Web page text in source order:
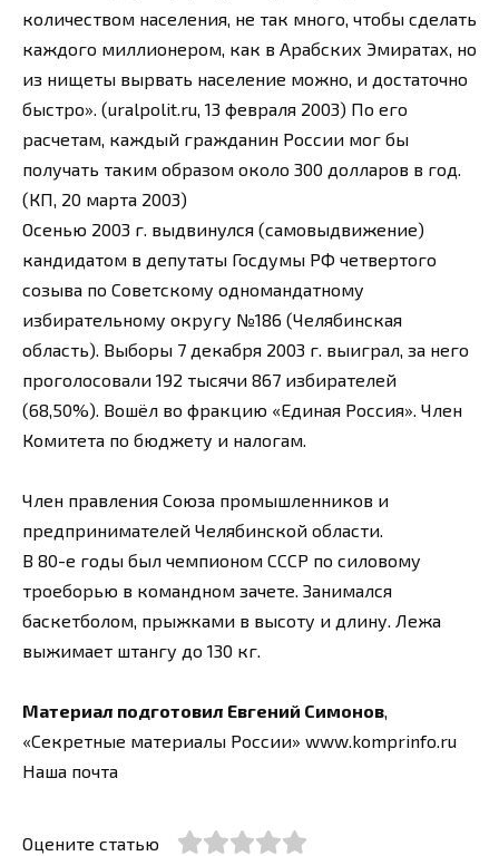
количеством населения, не так много, чтобы сделать
каждого миллионером, как в Арабских Эмиратах, но
из нищеты вырвать население можно, и достаточно
быстро». (uralpolit.ru, 13 февраля 2003) По его
расчетам, каждый гражданин России мог бы
получать таким образом около 300 долларов в год.
(КП, 20 марта 2003)
Осенью 2003 г. выдвинулся (самовыдвижение)
кандидатом в депутаты Госдумы РФ четвертого
созыва по Советскому одномандатному
избирательному округу №186 (Челябинская
область). Выборы 7 декабря 2003 г. выиграл, за него
проголосовали 192 тысячи 867 избирателей
(68,50%). Вошёл во фракцию «Единая Россия». Член
Комитета по бюджету и налогам.
Член правления Союза промышленников и
предпринимателей Челябинской области.
В 80-е годы был чемпионом СССР по силовому
троеборью в командном зачете. Занимался
баскетболом, прыжками в высоту и длину. Лежа
выжимает штангу до 130 кг.
Материал подготовил Евгений Симонов,
«Секретные материалы России» www.komprinfo.ru
Наша почта
Оцените статью